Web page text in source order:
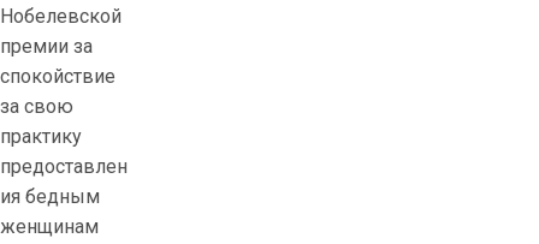
Нобелевской
премии за
спокойствие
за свою
практику
предоставлен
ия бедным
женщинам